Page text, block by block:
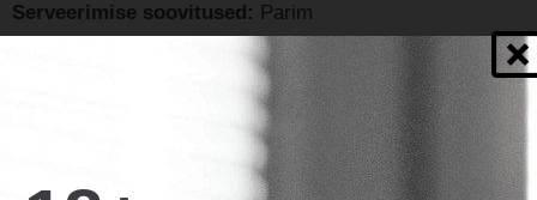
Serveerimise soovitused: Parim
serveerimistemperatuur 18-19°C. Nautimiseks keskmise
kuni pika küpsetusajaga lihaga, metsloomade ja
laagerdunud juustu kõrvale.